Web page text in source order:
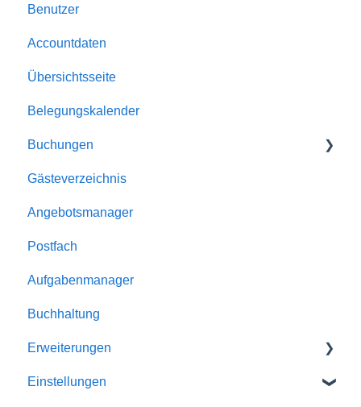
Allgemein
Buchungen
Automatismen
Dokumente
E-Mailversand
Kalender
Unterkünfte
Homepage-Module
Rabatte
Schnittstellen
Benutzer
Accountdaten
Übersichtsseite
Belegungskalender
Buchungen
Buchungen
Reservierungen
Angebote
Gästeverzeichnis
Angebotsmanager
Postfach
Aufgabenmanager
Buchhaltung
Erweiterungen
Homepage-Module
Einstellungen